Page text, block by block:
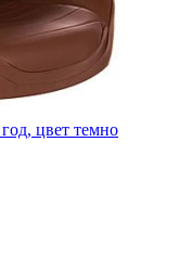
цвет темно